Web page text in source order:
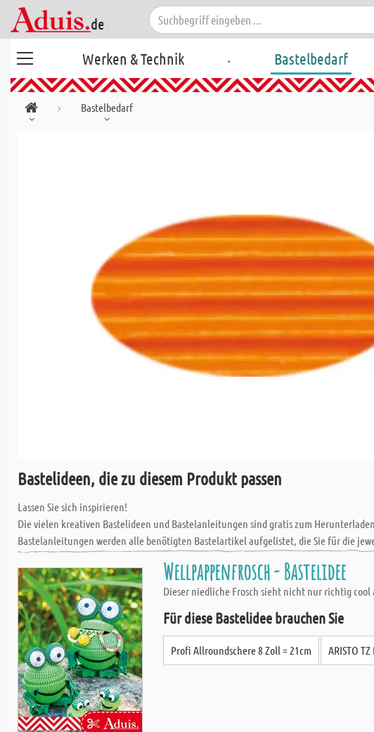
Werken & Technik . Bastelbedarf
Bastelbedarf
Bastelideen, die zu diesem Produkt passen
Lassen Sie sich inspirieren!
Die vielen kreativen Bastelideen und Bastelanleitungen sind gratis zum
Bastelanleitungen werden alle benötigten Bastelartikel aufgelistet, die Sie für die
Wellpappenfrosch - Bastelidee
Dieser niedliche Frosch sieht nicht nur richtig cool
Für diese Bastelidee brauchen Sie
Profi Allroundschere 8 Zoll = 21cm ARISTO